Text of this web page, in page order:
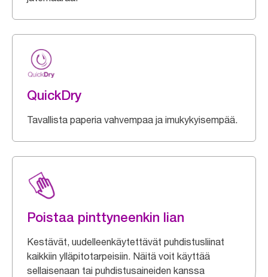
QuickDry
Tavallista paperia vahvempaa ja imukykyisempää.
Poistaa pinttyneenkin lian
Kestävät, uudelleenkäytettävät puhdistusliinat
kaikkiin ylläpitotarpeisiin. Näitä voit käyttää
sellaisenaan tai puhdistusaineiden kanssa